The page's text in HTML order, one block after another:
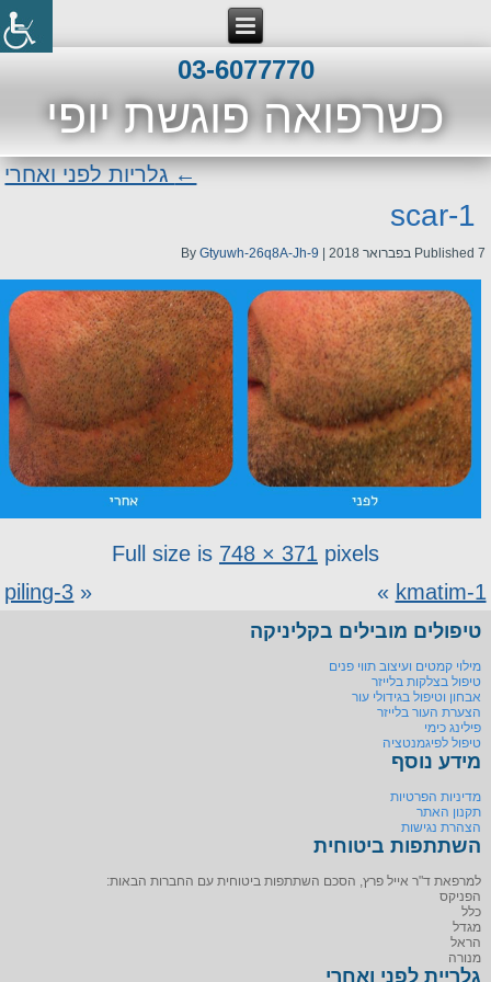
03-6077770
כשרפואה פוגשת יופי
←גלריות לפני ואחרי
scar-1
Published 7 בפברואר 2018 By Gtyuwh-26q8A-Jh-9
Full size is 748 × 371 pixels
kmatim-1
»
«
piling-3
טיפולים מובילים בקליניקה
מילוי קמטים ועיצוב תווי פנים
טיפול בצלקות בלייזר
אבחון וטיפול בגידולי עור
הצערת העור בלייזר
פילינג כימי
טיפול לפיגמנטציה
מידע נוסף
מדיניות הפרטיות
תקנון האתר
הצהרת נגישות
השתתפות ביטוחית
למרפאת ד"ר אייל פרץ, הסכם השתתפות ביטוחית עם החברות הבאות:
הפניקס
כלל
מגדל
הראל
מנורה
גלריית לפני ואחרי